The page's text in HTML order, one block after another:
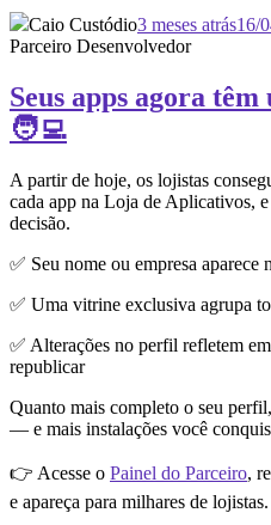
Caio Custódio3 meses atrás16/
Parceiro Desenvolvedor
Seus apps agora
🧑‍💻
A partir de hoje, os lojistas
cada app na Loja de Aplicativos,
decisão.
✅ Seu nome ou empresa aparece
✅ Uma vitrine exclusiva agrupa
✅ Alterações no perfil refletem
republicar
Quanto mais completo o seu
— e mais instalações você
👉 Acesse o Painel do Parceiro,
e apareça para milhares de lojistas.